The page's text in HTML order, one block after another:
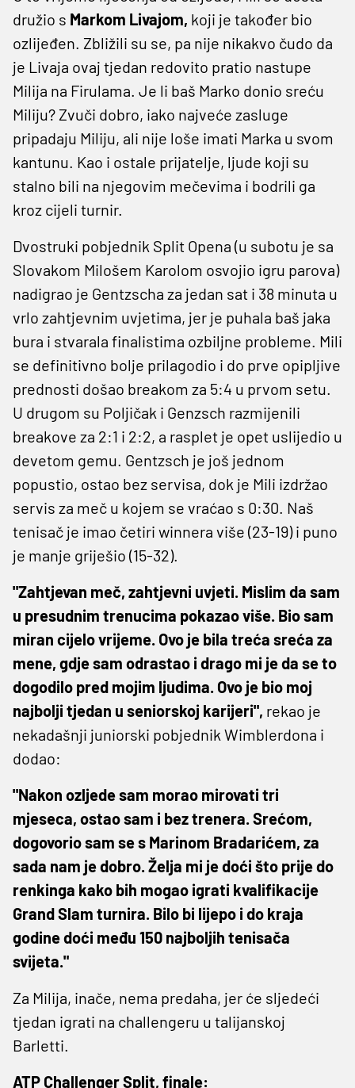
družio s Markom Livajom, koji je također bio
ozlijeđen. Zbližili su se, pa nije nikakvo čudo da
je Livaja ovaj tjedan redovito pratio nastupe
Milija na Firulama. Je li baš Marko donio sreću
Miliju? Zvuči dobro, iako najveće zasluge
pripadaju Miliju, ali nije loše imati Marka u svom
kantunu. Kao i ostale prijatelje, ljude koji su
stalno bili na njegovim mečevima i bodrili ga
kroz cijeli turnir.
Dvostruki pobjednik Split Opena (u subotu je sa
Slovakom Milošem Karolom osvojio igru parova)
nadigrao je Gentzscha za jedan sat i 38 minuta u
vrlo zahtjevnim uvjetima, jer je puhala baš jaka
bura i stvarala finalistima ozbiljne probleme. Mili
se definitivno bolje prilagodio i do prve opipljive
prednosti došao breakom za 5:4 u prvom setu.
U drugom su Poljičak i Genzsch razmijenili
breakove za 2:1 i 2:2, a rasplet je opet uslijedio u
devetom gemu. Gentzsch je još jednom
popustio, ostao bez servisa, dok je Mili izdržao
servis za meč u kojem se vraćao s 0:30. Naš
tenisač je imao četiri winnera više (23-19) i puno
je manje griješio (15-32).
"Zahtjevan meč, zahtjevni uvjeti. Mislim da sam
u presudnim trenucima pokazao više. Bio sam
miran cijelo vrijeme. Ovo je bila treća sreća za
mene, gdje sam odrastao i drago mi je da se to
dogodilo pred mojim ljudima. Ovo je bio moj
najbolji tjedan u seniorskoj karijeri", rekao je
nekadašnji juniorski pobjednik Wimblerdona i
dodao:
"Nakon ozljede sam morao mirovati tri
mjeseca, ostao sam i bez trenera. Srećom,
dogovorio sam se s Marinom Bradarićem, za
sada nam je dobro. Želja mi je doći što prije do
renkinga kako bih mogao igrati kvalifikacije
Grand Slam turnira. Bilo bi lijepo i do kraja
godine doći među 150 najboljih tenisača
svijeta."
Za Milija, inače, nema predaha, jer će sljedeći
tjedan igrati na challengeru u talijanskoj
Barletti.
ATP Challenger Split, finale: